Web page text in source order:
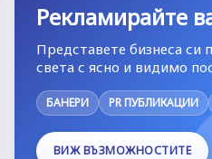
Рекламирайте
Представете бизнеса си
света с ясно и видимо
БАНЕРИ PR ПУБЛИКАЦИИ
ВИЖ ВЪЗМОЖНОСТИТЕ